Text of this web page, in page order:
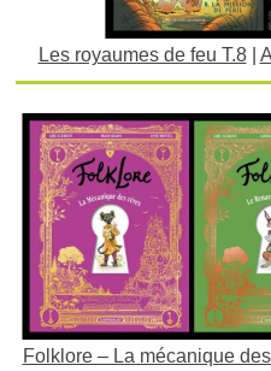
Les royaumes de feu T.8|
Folklore – La mécanique